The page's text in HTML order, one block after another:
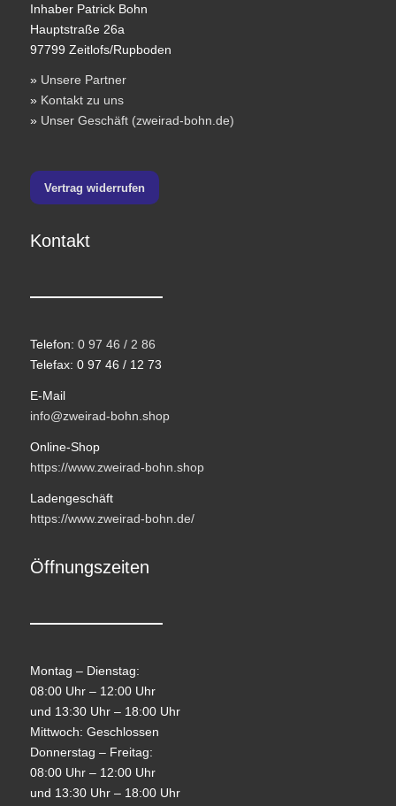
Inhaber Patrick Bohn
Hauptstraße 26a
97799 Zeitlofs/Rupboden
» Unsere Partner
» Kontakt zu uns
» Unser Geschäft (zweirad-bohn.de)
Vertrag widerrufen
Kontakt
Telefon: 0 97 46 / 2 86
Telefax: 0 97 46 / 12 73
E-Mail
info@zweirad-bohn.shop
Online-Shop
https://www.zweirad-bohn.shop
Ladengeschäft
https://www.zweirad-bohn.de/
Öffnungszeiten
Montag – Dienstag:
08:00 Uhr – 12:00 Uhr
und 13:30 Uhr – 18:00 Uhr
Mittwoch: Geschlossen
Donnerstag – Freitag:
08:00 Uhr – 12:00 Uhr
und 13:30 Uhr – 18:00 Uhr